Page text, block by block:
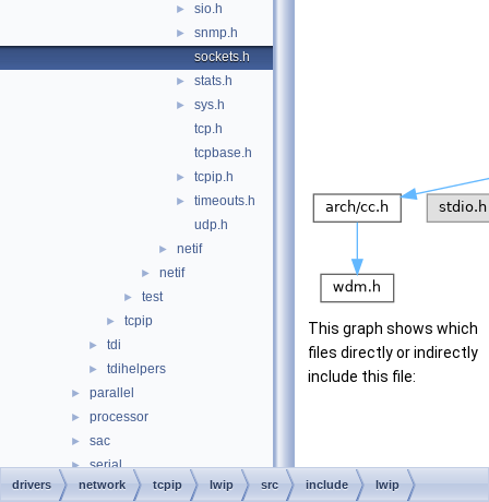
► sio.h
►
snmp.h
sockets.h
► stats.h
►
sys.h
tcp.h
tcpbase.h
► tcpip.h
►
timeouts.h
udp.h
► netif
► netif
► test
► tcpip
► tdi
► tdihelpers
► parallel
► processor
► sac
► serial
► setup
This graph shows which
files directly or indirectly
include this file:
drivers network tcpip lwip src include lwip